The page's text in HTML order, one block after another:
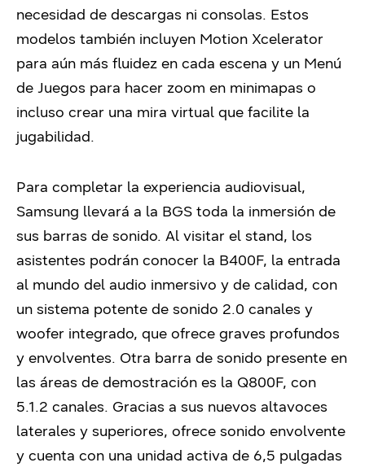
necesidad de descargas ni consolas. Estos
modelos también incluyen Motion Xcelerator
para aún más fluidez en cada escena y un Menú
de Juegos para hacer zoom en minimapas o
incluso crear una mira virtual que facilite la
jugabilidad.
Para completar la experiencia audiovisual,
Samsung llevará a la BGS toda la inmersión de
sus barras de sonido. Al visitar el stand, los
asistentes podrán conocer la B400F, la entrada
al mundo del audio inmersivo y de calidad, con
un sistema potente de sonido 2.0 canales y
woofer integrado, que ofrece graves profundos
y envolventes. Otra barra de sonido presente en
las áreas de demostración es la Q800F, con
5.1.2 canales. Gracias a sus nuevos altavoces
laterales y superiores, ofrece sonido envolvente
y cuenta con una unidad activa de 6,5 pulgadas